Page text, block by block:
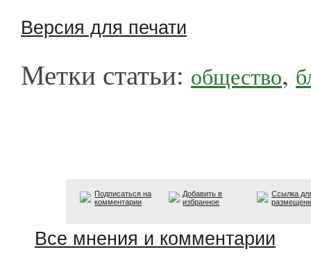
Версия для печати
Метки статьи: общество,
Подписаться на
комментарии
Добавить в
избранное
Ссылка
Все мнения и комментарии